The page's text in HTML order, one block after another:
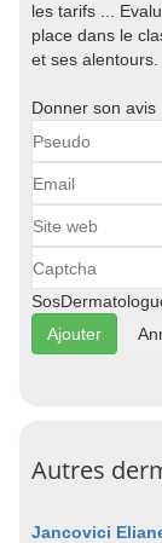
les tarifs ...
place dans le
et ses alentours.
Donner son avis
Autres
Jancovici